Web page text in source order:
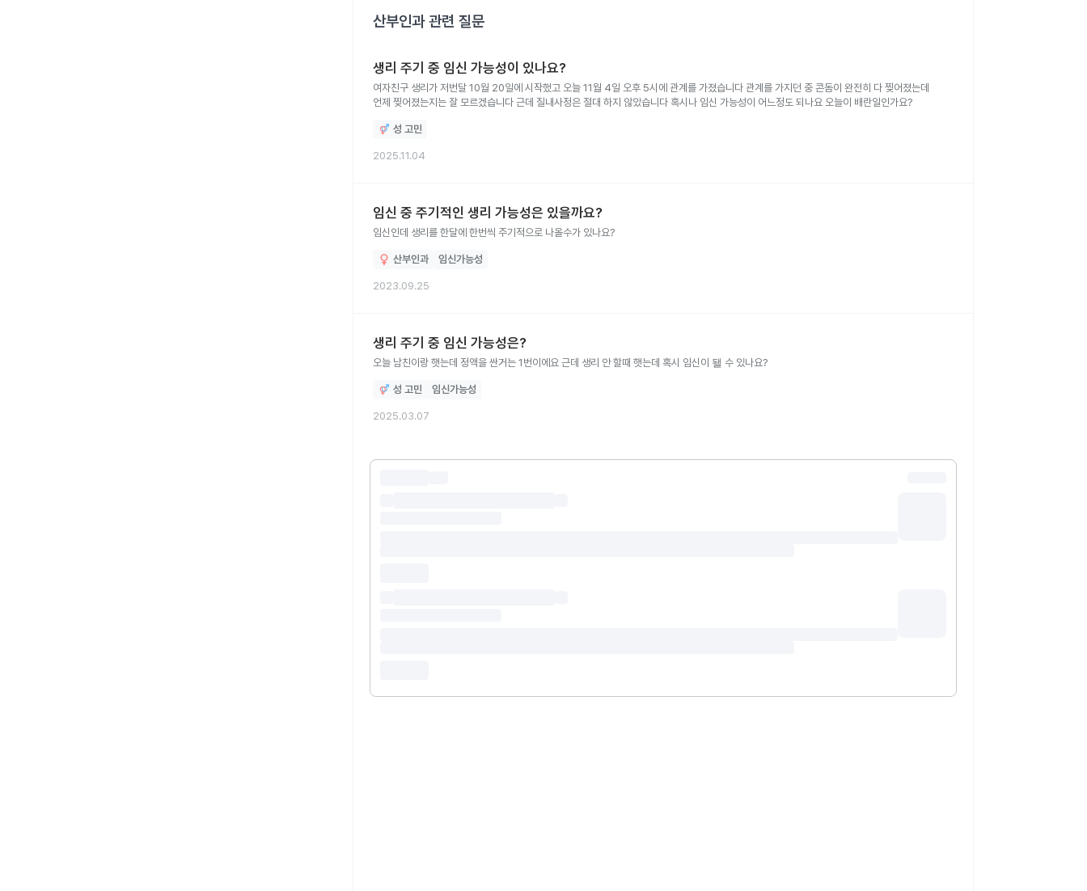
산부인과관련 질문
생리 주기 중 임신 가능성이 있나요?
여자친구 생리가 저번달 10월 20일에 시작했고 오늘 11월 4일 오후 5시에 관계를 가졌습니다 관계를 가지던 중 콘돔이 완전히 다 찢어졌는데
언제 찢어졌는지는 잘 모르겠습니다 근데 질내사정은 절대 하지 않았습니다 혹시나 임신 가능성이 어느정도 되나요 오늘이 배란일인가요?
성 고민
2025.11.04
임신 중 주기적인 생리 가능성은 있을까요?
임신인데 생리를 한달에 한번씩 주기적으로 나올수가 있나요?
산부인과 임신가능성
2023.09.25
생리 주기 중 임신 가능성은?
오늘 남친이랑 햇는데 정액을 싼거는 1번이에요 근데 생리 안 할때 햇는데 혹시 임신이 됄 수 있나요?
성 고민 임신가능성
2025.03.07